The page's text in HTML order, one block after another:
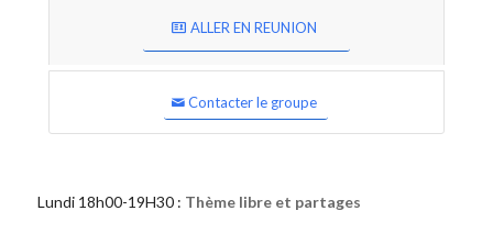
ALLER EN REUNION
Contacter le groupe
Lundi 18h00-19H30 : Thème libre et partages